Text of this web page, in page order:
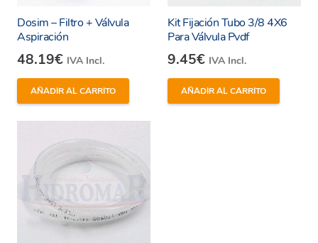
Dosim – Filtro + Válvula
Aspiración
48.19€ IVA Incl.
AÑADIR AL CARRITO
Kit Fijación Tubo 3/8 4X6
Para Válvula Pvdf
9.45€ IVA Incl.
AÑADIR AL CARRITO